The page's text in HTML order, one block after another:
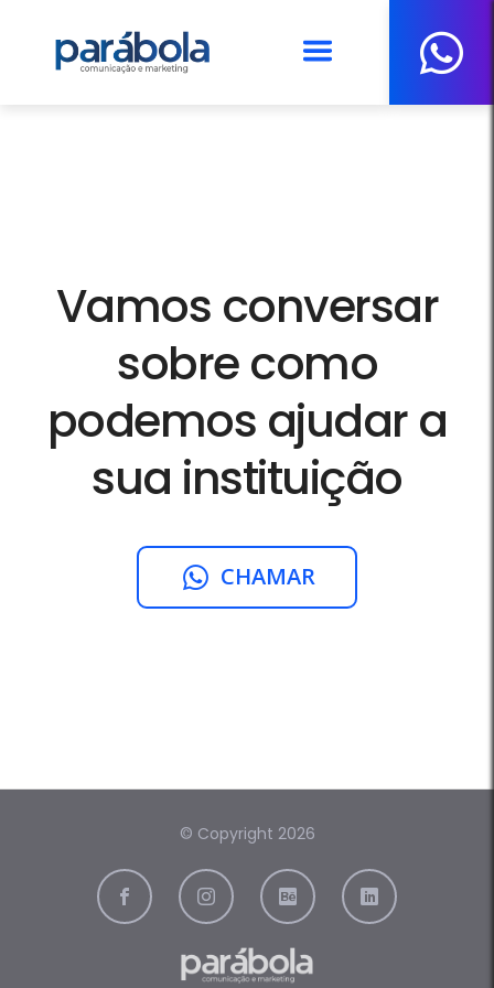
LESLIE E LAURIE
Vamos conversar
sobre como
podemos ajudar a
sua instituição
CHAMAR
© Copyright 2026